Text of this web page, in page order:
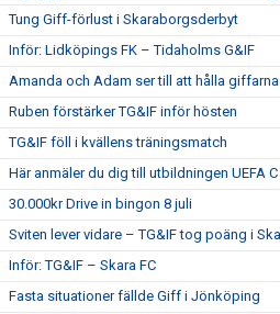
Tung Giff-förlust i Skaraborgsderbyt
Inför: Lidköpings FK – Tidaholms G&IF
Amanda och Adam ser till att hålla
Ruben förstärker TG&IF inför hösten
TG&IF föll i kvällens träningsmatch
Här anmäler du dig till utbildningen UEFA C
30.000kr Drive in bingon 8 juli
Sviten lever vidare – TG&IF tog poäng i
Inför: TG&IF – Skara FC
Fasta situationer fällde Giff i Jönköping